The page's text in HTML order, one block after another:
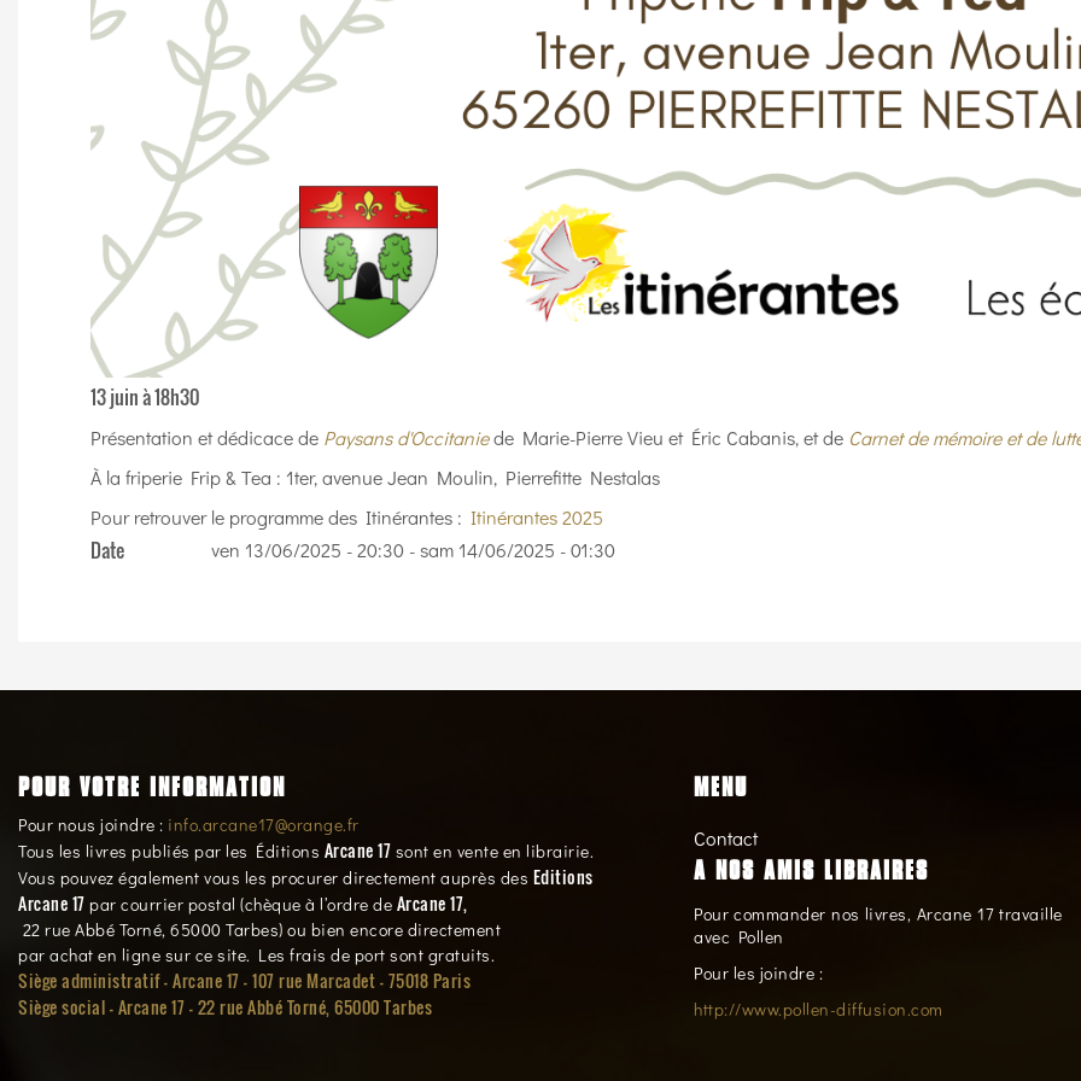
13 juin à 18h30
Présentation et dédicace de Paysans d'Occitaniede Marie-Pierre Vieu et Éric Cabanis, et de Carnet de mémoire et de
À la friperie Frip & Tea : 1ter, avenue Jean Moulin, Pierrefitte Nestalas
Pour retrouver le programme des Itinérantes : Itinérantes 2025
Date ven 13/06/2025 - 20:30 -sam 14/06/2025 - 01:30
POUR VOTRE INFORMATION
Pour nous joindre : info.arcane17@orange.fr
Tous les livres publiés par les Éditions Arcane 17 sont en vente en librairie.
Vous pouvez également vous les procurer directement auprès des Editions
Arcane 17 par courrier postal (chèque à l’ordre de Arcane 17,
22 rue Abbé Torné, 65000 Tarbes) ou bien encore directement
par achat en ligne sur ce site. Les frais de port sont gratuits.
Siège administratif - Arcane 17 - 107 rue Marcadet - 75018 Paris
Siège social -Arcane 17 - 22 rue Abbé Torné, 65000 Tarbes
MENU
Contact
A NOS AMIS LIBRAIRES
Pour commander nos livres, Arcane 17 travaille
avec Pollen
Pour les joindre :
http://www.pollen-diffusion.com